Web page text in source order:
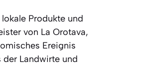
Produkte und
von La Orotava,
Ereignis
der Landwirte und